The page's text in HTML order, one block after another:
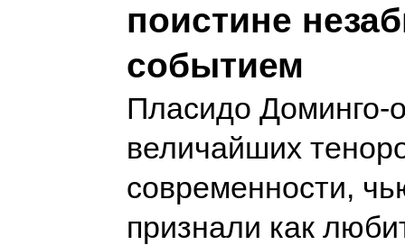
поистине
событием
Пласидо Доминго-
величайших
современности,
признали как